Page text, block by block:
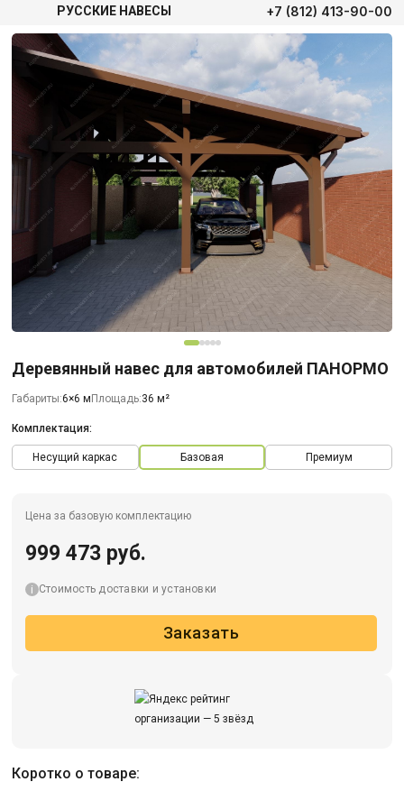
РУССКИЕ НАВЕСЫ +7 (812) 413-90-00
Деревянный навес для автомобилей ПАНОРМО
Габариты:6×6 м Площадь:36 м²
Комплектация:
Несущий каркас Базовая Премиум
Коротко о товаре:
Цена за базовую комплектацию
999 473 руб.
Стоимость доставки и установки
Заказать